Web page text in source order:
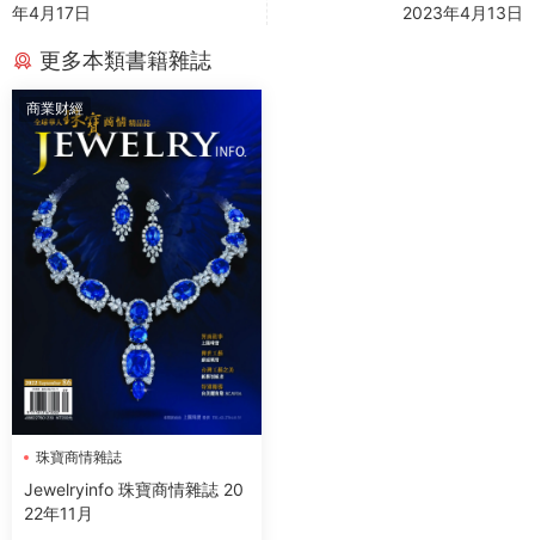
年4月17日
2023年4月13日
更多本類書籍雜誌
商業财經
珠寶商情雜誌
Jewelryinfo 珠寶商情雜誌 20
22年11月